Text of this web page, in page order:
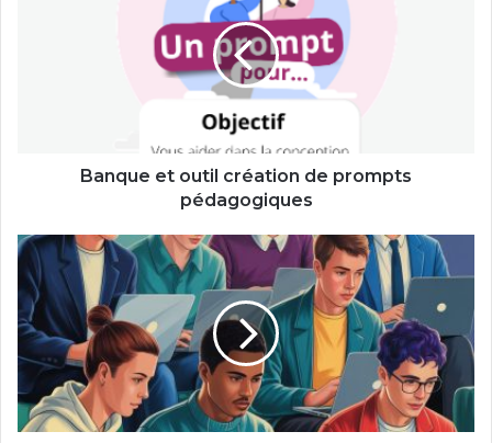
Banque et outil création de prompts
pédagogiques
Les
apprenants
face
à
l'IA
:
garder
l'esprit
critique